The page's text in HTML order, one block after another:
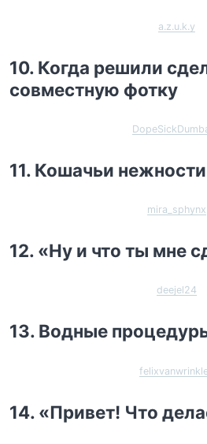
a.z.u.k.y
10. Когда решили
совместную фотку
11. Кошачьи нежности
mira_sphynx
12. «Ну и что ты мне
deejel24
13. Водные
14. «Привет! Что